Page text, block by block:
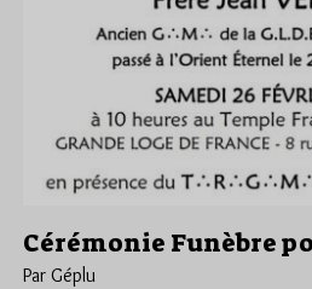
Cérémonie Funèbre
Par Géplu